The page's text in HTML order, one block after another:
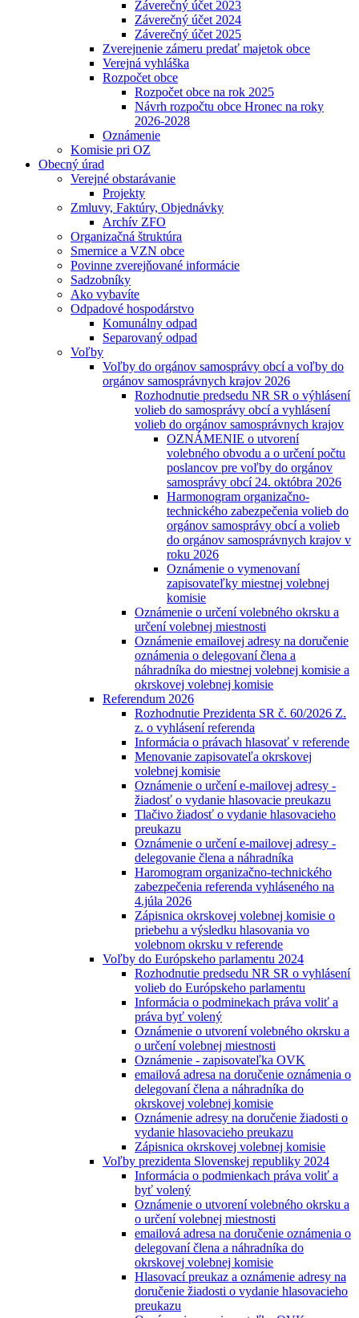
Záverečný účet 2023
Záverečný účet 2024
Záverečný účet 2025
Zverejnenie zámeru predať majetok obce
Verejná vyhláška
Rozpočet obce
Rozpočet obce na rok 2025
Návrh rozpočtu obce Hronec na roky
2026-2028
Oznámenie
Komisie pri OZ
Obecný úrad
Verejné obstarávanie
Projekty
Zmluvy, Faktúry, Objednávky
Archív ZFO
Organizačná štruktúra
Smernice a VZN obce
Povinne zverejňované informácie
Sadzobníky
Ako vybavíte
Odpadové hospodárstvo
Komunálny odpad
Separovaný odpad
Voľby
Voľby do orgánov samosprávy obcí a voľby do
orgánov samosprávnych krajov 2026
Rozhodnutie predsedu NR SR o výhlásení
volieb do samosprávy obcí a vyhlásení
volieb do orgánov samosprávnych krajov
OZNÁMENIE o utvorení
volebného obvodu a o určení počtu
poslancov pre voľby do orgánov
samosprávy obcí 24. októbra 2026
Harmonogram organizačno-
technického zabezpečenia volieb do
orgánov samosprávy obcí a volieb
do orgánov samosprávnych krajov v
roku 2026
Oznámenie o vymenovaní
zapisovateľky miestnej volebnej
komisie
Oznámenie o určení volebného okrsku a
určení volebnej miestnosti
Oznámenie emailovej adresy na doručenie
oznámenia o delegovaní člena a
náhradníka do miestnej volebnej komisie a
okrskovej volebnej komisie
Referendum 2026
Rozhodnutie Prezidenta SR č. 60/2026 Z.
z. o vyhlásení referenda
Informácia o právach hlasovať v referende
Menovanie zapisovateľa okrskovej
volebnej komisie
Oznámenie o určení e-mailovej adresy -
žiadosť o vydanie hlasovacie preukazu
Tlačivo žiadosť o vydanie hlasovacieho
preukazu
Oznámenie o určení e-mailovej adresy -
delegovanie člena a náhradníka
Haromogram organizačno-technického
zabezpečenia referenda vyhláseného na
4.júla 2026
Zápisnica okrskovej volebnej komisie o
priebehu a výsledku hlasovania vo
volebnom okrsku v referende
Voľby do Európskeho parlamentu 2024
Rozhodnutie predsedu NR SR o vyhlásení
volieb do Európskeho parlamentu
Informácia o podminekach práva voliť a
práva byť volený
Oznámenie o utvorení volebného okrsku a
o určení volebnej miestnosti
Oznámenie - zapisovateľka OVK
emailová adresa na doručenie oznámenia o
delegovaní člena a náhradníka do
okrskovej volebnej komisie
Oznámenie adresy na doručenie žiadosti o
vydanie hlasovacieho preukazu
Zápisnica okrskovej volebnej komisie
Voľby prezidenta Slovenskej republiky 2024
Informácia o podmienkach práva voliť a
byť volený
Oznámenie o utvorení volebného okrsku a
o určení volebnej miestnosti
emailová adresa na doručenie oznámenia o
delegovaní člena a náhradníka do
okrskovej volebnej komisie
Hlasovací preukaz a oznámenie adresy na
doručenie žiadosti o vydanie hlasovacieho
preukazu